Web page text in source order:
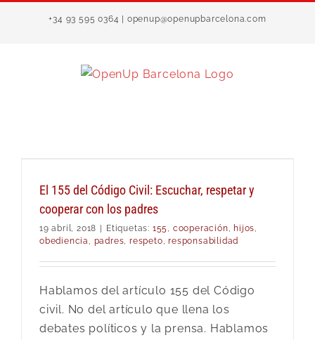
+34 93 595 0364 | openup@openupbarcelona.com
El 155 del Código Civil: Escuchar, respetar y
cooperar con los padres
19 abril, 2018 Etiquetas: 155 , cooperación, hijos,
obediencia , padres,respeto,responsabilidad
Hablamos del artículo 155 del Código
civil. No del artículo que llena los
debates políticos y la prensa. Hablamos